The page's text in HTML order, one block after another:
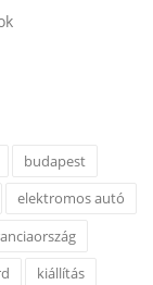
budapest
elektromos autó
kiállítás